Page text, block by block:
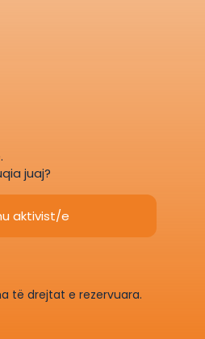
juaj?
aktivist/e
të drejtat e rezervuara.